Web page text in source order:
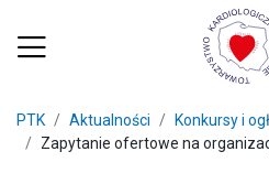
PTK Aktualności
Konkursy i
Zapytanie ofertowe na